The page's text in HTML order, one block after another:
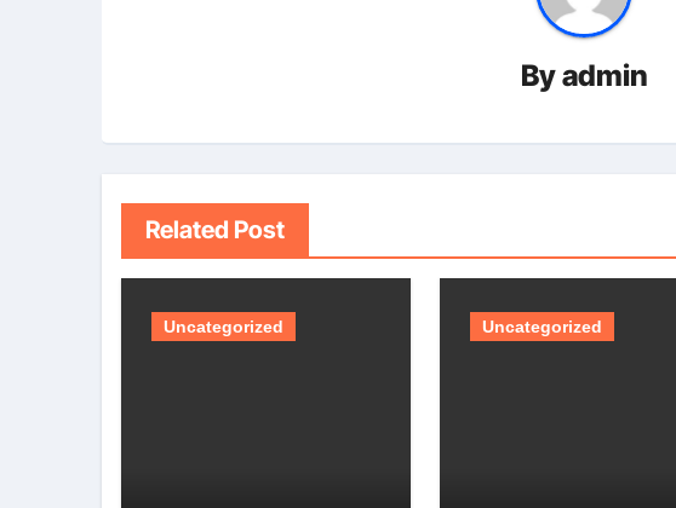
Byadmin
Related Post
Uncategorized Uncategorized